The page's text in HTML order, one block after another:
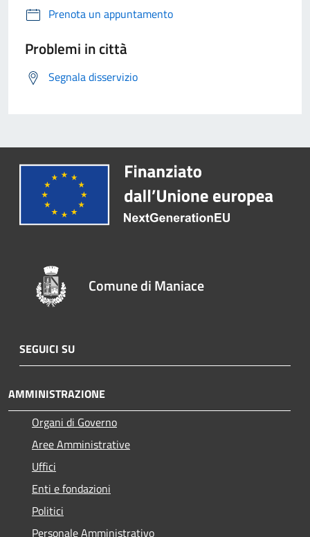
Prenota un appuntamento
Problemi in città
Segnala disservizio
Comune di Maniace
SEGUICI SU
AMMINISTRAZIONE
Organi di Governo
Aree Amministrative
Uffici
Enti e fondazioni
Politici
Personale Amministrativo